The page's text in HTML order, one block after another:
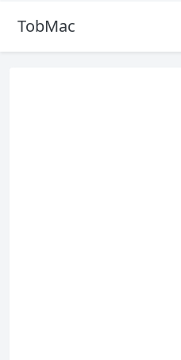
TobMac